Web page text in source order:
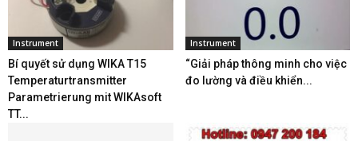
Instrument
Bí quyết sử dụng WIKA T15
Temperaturtransmitter
Parametrierung mit WIKAsoft
TT...
Instrument
“Giải pháp thông minh cho việc
đo lường và điều khiển...